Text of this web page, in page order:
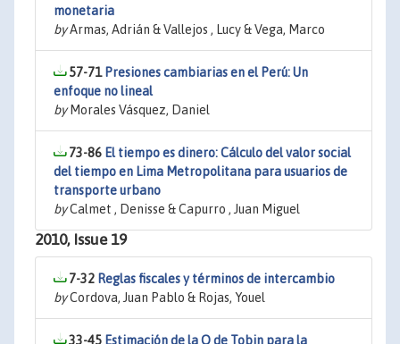
monetaria
byArmas, Adrián & Vallejos , Lucy & Vega, Marco
57-71 Presiones cambiarias en el Perú: Un
enfoque no lineal
byMorales Vásquez, Daniel
73-86 El tiempo es dinero: Cálculo del valor social
del tiempo en Lima Metropolitana para usuarios de
transporte urbano
byCalmet , Denisse & Capurro , Juan Miguel
2010, Issue 19
7-32 Reglas fiscales y términos de intercambio
byCordova, Juan Pablo & Rojas, Youel
33-45 Estimación de la Q de Tobin para la